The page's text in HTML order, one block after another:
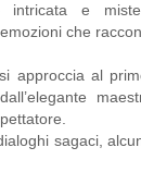
intricata e
che
approccia al
sagaci,